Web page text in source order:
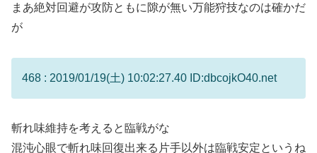
まあ絶対回避が攻防ともに隙が無い万能狩技なのは確かだ
が
468 : 2019/01/19(土) 10:02:27.40 ID:dbcojkO40.net
斬れ味維持を考えると臨戦がな
混沌心眼で斬れ味回復出来る片手以外は臨戦安定というね